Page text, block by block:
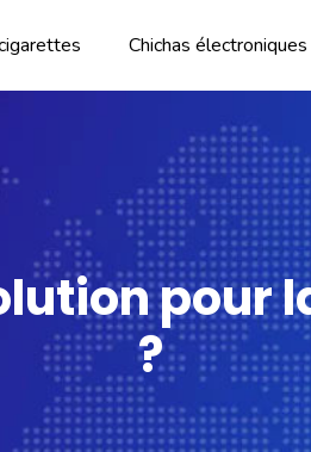
Chichas électroniques
pour
?